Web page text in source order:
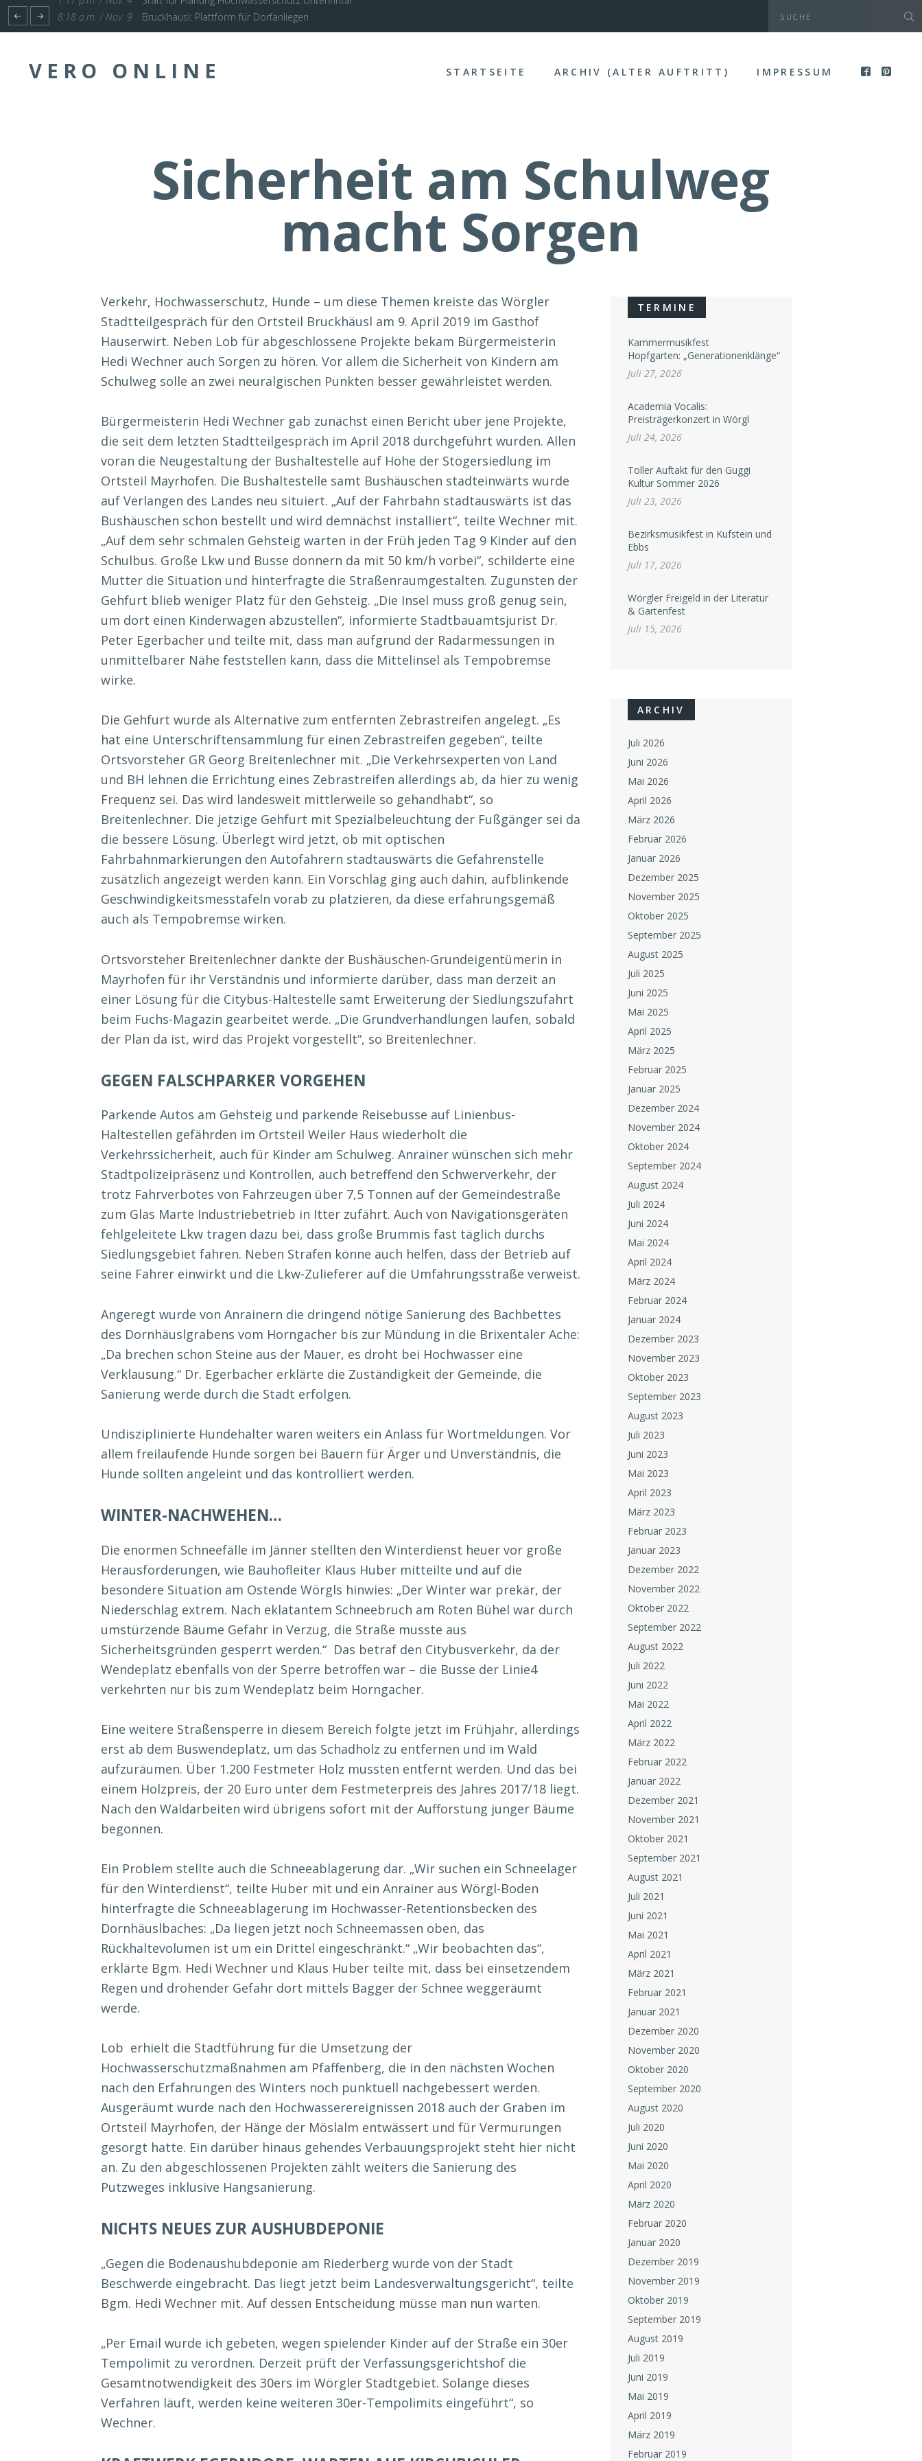
1:17 p.m. / Nov. 4 Start für Planung Hochwasserschutz Unterinntal
VERO ONLINE STARTSEITE ARCHIV (ALTER AUFTRITT) IMPRESSUM
Sicherheit am Schulweg
macht Sorgen
Verkehr, Hochwasserschutz, Hunde – um diese Themen kreiste das Wörgler
Stadtteilgespräch für den Ortsteil Bruckhäusl am 9. April 2019 im Gasthof
Hauserwirt. Neben Lob für abgeschlossene Projekte bekam Bürgermeisterin
Hedi Wechner auch Sorgen zu hören. Vor allem die Sicherheit von Kindern am
Schulweg solle an zwei neuralgischen Punkten besser gewährleistet werden.
Bürgermeisterin Hedi Wechner gab zunächst einen Bericht über jene Projekte,
die seit dem letzten Stadtteilgespräch im April 2018 durchgeführt wurden. Allen
voran die Neugestaltung der Bushaltestelle auf Höhe der Stögersiedlung im
Ortsteil Mayrhofen. Die Bushaltestelle samt Bushäuschen stadteinwärts wurde
auf Verlangen des Landes neu situiert. „Auf der Fahrbahn stadtauswärts ist das
Bushäuschen schon bestellt und wird demnächst installiert“, teilte Wechner mit.
„Auf dem sehr schmalen Gehsteig warten in der Früh jeden Tag 9 Kinder auf den
Schulbus. Große Lkw und Busse donnern da mit 50 km/h vorbei“, schilderte eine
Mutter die Situation und hinterfragte die Straßenraumgestalten. Zugunsten der
Gehfurt blieb weniger Platz für den Gehsteig. „Die Insel muss groß genug sein,
um dort einen Kinderwagen abzustellen“, informierte Stadtbauamtsjurist Dr.
Peter Egerbacher und teilte mit, dass man aufgrund der Radarmessungen in
unmittelbarer Nähe feststellen kann, dass die Mittelinsel als Tempobremse
wirke.
Die Gehfurt wurde als Alternative zum entfernten Zebrastreifen angelegt. „Es
hat eine Unterschriftensammlung für einen Zebrastreifen gegeben“, teilte
Ortsvorsteher GR Georg Breitenlechner mit. „Die Verkehrsexperten von Land
und BH lehnen die Errichtung eines Zebrastreifen allerdings ab, da hier zu wenig
Frequenz sei. Das wird landesweit mittlerweile so gehandhabt“, so
Breitenlechner. Die jetzige Gehfurt mit Spezialbeleuchtung der Fußgänger sei da
die bessere Lösung. Überlegt wird jetzt, ob mit optischen
Fahrbahnmarkierungen den Autofahrern stadtauswärts die Gefahrenstelle
zusätzlich angezeigt werden kann. Ein Vorschlag ging auch dahin, aufblinkende
Geschwindigkeitsmesstafeln vorab zu platzieren, da diese erfahrungsgemäß
auch als Tempobremse wirken.
Ortsvorsteher Breitenlechner dankte der Bushäuschen-Grundeigentümerin in
Mayrhofen für ihr Verständnis und informierte darüber, dass man derzeit an
einer Lösung für die Citybus-Haltestelle samt Erweiterung der Siedlungszufahrt
beim Fuchs-Magazin gearbeitet werde. „Die Grundverhandlungen laufen, sobald
der Plan da ist, wird das Projekt vorgestellt“, so Breitenlechner.
GEGEN FALSCHPARKER VORGEHEN
Parkende Autos am Gehsteig und parkende Reisebusse auf Linienbus-
Haltestellen gefährden im Ortsteil Weiler Haus wiederholt die
Verkehrssicherheit, auch für Kinder am Schulweg. Anrainer wünschen sich mehr
Stadtpolizeipräsenz und Kontrollen, auch betreffend den Schwerverkehr, der
trotz Fahrverbotes von Fahrzeugen über 7,5 Tonnen auf der Gemeindestraße
zum Glas Marte Industriebetrieb in Itter zufährt. Auch von Navigationsgeräten
fehlgeleitete Lkw tragen dazu bei, dass große Brummis fast täglich durchs
Siedlungsgebiet fahren. Neben Strafen könne auch helfen, dass der Betrieb auf
seine Fahrer einwirkt und die Lkw-Zulieferer auf die Umfahrungsstraße verweist.
Angeregt wurde von Anrainern die dringend nötige Sanierung des Bachbettes
des Dornhäuslgrabens vom Horngacher bis zur Mündung in die Brixentaler Ache:
„Da brechen schon Steine aus der Mauer, es droht bei Hochwasser eine
Verklausung.“ Dr. Egerbacher erklärte die Zuständigkeit der Gemeinde, die
Sanierung werde durch die Stadt erfolgen.
Undisziplinierte Hundehalter waren weiters ein Anlass für Wortmeldungen. Vor
allem freilaufende Hunde sorgen bei Bauern für Ärger und Unverständnis, die
Hunde sollten angeleint und das kontrolliert werden.
WINTER-NACHWEHEN…
Die enormen Schneefälle im Jänner stellten den Winterdienst heuer vor große
Herausforderungen, wie Bauhofleiter Klaus Huber mitteilte und auf die
besondere Situation am Ostende Wörgls hinwies: „Der Winter war prekär, der
Niederschlag extrem. Nach eklatantem Schneebruch am Roten Bühel war durch
umstürzende Bäume Gefahr in Verzug, die Straße musste aus
Sicherheitsgründen gesperrt werden.“ Das betraf den Citybusverkehr, da der
Wendeplatz ebenfalls von der Sperre betroffen war – die Busse der Linie4
verkehrten nur bis zum Wendeplatz beim Horngacher.
Eine weitere Straßensperre in diesem Bereich folgte jetzt im Frühjahr, allerdings
erst ab dem Buswendeplatz, um das Schadholz zu entfernen und im Wald
aufzuräumen. Über 1.200 Festmeter Holz mussten entfernt werden. Und das bei
einem Holzpreis, der 20 Euro unter dem Festmeterpreis des Jahres 2017/18 liegt.
Nach den Waldarbeiten wird übrigens sofort mit der Aufforstung junger Bäume
begonnen.
Ein Problem stellte auch die Schneeablagerung dar. „Wir suchen ein Schneelager
für den Winterdienst“, teilte Huber mit und ein Anrainer aus Wörgl-Boden
hinterfragte die Schneeablagerung im Hochwasser-Retentionsbecken des
Dornhäuslbaches: „Da liegen jetzt noch Schneemassen oben, das
Rückhaltevolumen ist um ein Drittel eingeschränkt.“ „Wir beobachten das“,
erklärte Bgm. Hedi Wechner und Klaus Huber teilte mit, dass bei einsetzendem
Regen und drohender Gefahr dort mittels Bagger der Schnee weggeräumt
werde.
Lob erhielt die Stadtführung für die Umsetzung der
Hochwasserschutzmaßnahmen am Pfaffenberg, die in den nächsten Wochen
nach den Erfahrungen des Winters noch punktuell nachgebessert werden.
Ausgeräumt wurde nach den Hochwasserereignissen 2018 auch der Graben im
Ortsteil Mayrhofen, der Hänge der Möslalm entwässert und für Vermurungen
gesorgt hatte. Ein darüber hinaus gehendes Verbauungsprojekt steht hier nicht
an. Zu den abgeschlossenen Projekten zählt weiters die Sanierung des
Putzweges inklusive Hangsanierung.
NICHTS NEUES ZUR AUSHUBDEPONIE
„Gegen die Bodenaushubdeponie am Riederberg wurde von der Stadt
Beschwerde eingebracht. Das liegt jetzt beim Landesverwaltungsgericht“, teilte
Bgm. Hedi Wechner mit. Auf dessen Entscheidung müsse man nun warten.
„Per Email wurde ich gebeten, wegen spielender Kinder auf der Straße ein 30er
Tempolimit zu verordnen. Derzeit prüft der Verfassungsgerichtshof die
Gesamtnotwendigkeit des 30ers im Wörgler Stadtgebiet. Solange dieses
Verfahren läuft, werden keine weiteren 30er-Tempolimits eingeführt“, so
Wechner.
TERMINE
Kammermusikfest
Hopfgarten: „Generationenklänge“
Juli 27, 2026
Academia Vocalis:
Preisträgerkonzert in Wörgl
Juli 24, 2026
Toller Auftakt für den Guggi
Kultur Sommer 2026
Juli 23, 2026
Bezirksmusikfest in Kufstein und
Ebbs
Juli 17, 2026
Wörgler Freigeld in der Literatur
& Gartenfest
Juli 15, 2026
ARCHIV
Juli 2026
Juni 2026
Mai 2026
April 2026
März 2026
Februar 2026
Januar 2026
Dezember 2025
November 2025
Oktober 2025
September 2025
August 2025
Juli 2025
Juni 2025
Mai 2025
April 2025
März 2025
Februar 2025
Januar 2025
Dezember 2024
November 2024
Oktober 2024
September 2024
August 2024
Juli 2024
Juni 2024
Mai 2024
April 2024
März 2024
Februar 2024
Januar 2024
Dezember 2023
November 2023
Oktober 2023
September 2023
August 2023
Juli 2023
Juni 2023
Mai 2023
April 2023
März 2023
Februar 2023
Januar 2023
Dezember 2022
November 2022
Oktober 2022
September 2022
August 2022
Juli 2022
Juni 2022
Mai 2022
April 2022
März 2022
Februar 2022
Januar 2022
Dezember 2021
November 2021
Oktober 2021
September 2021
August 2021
Juli 2021
Juni 2021
Mai 2021
April 2021
März 2021
Februar 2021
Januar 2021
Dezember 2020
November 2020
Oktober 2020
September 2020
August 2020
Juli 2020
Juni 2020
Mai 2020
April 2020
März 2020
Februar 2020
Januar 2020
Dezember 2019
November 2019
Oktober 2019
September 2019
August 2019
Juli 2019
Juni 2019
Mai 2019
April 2019
März 2019
Februar 2019